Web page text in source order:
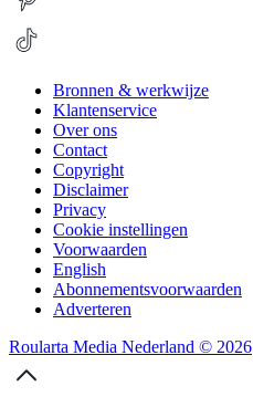
Bronnen & werkwijze
Klantenservice
Over ons
Contact
Copyright
Disclaimer
Privacy
Cookie instellingen
Voorwaarden
English
Abonnementsvoorwaarden
Adverteren
Roularta Media Nederland © 2026